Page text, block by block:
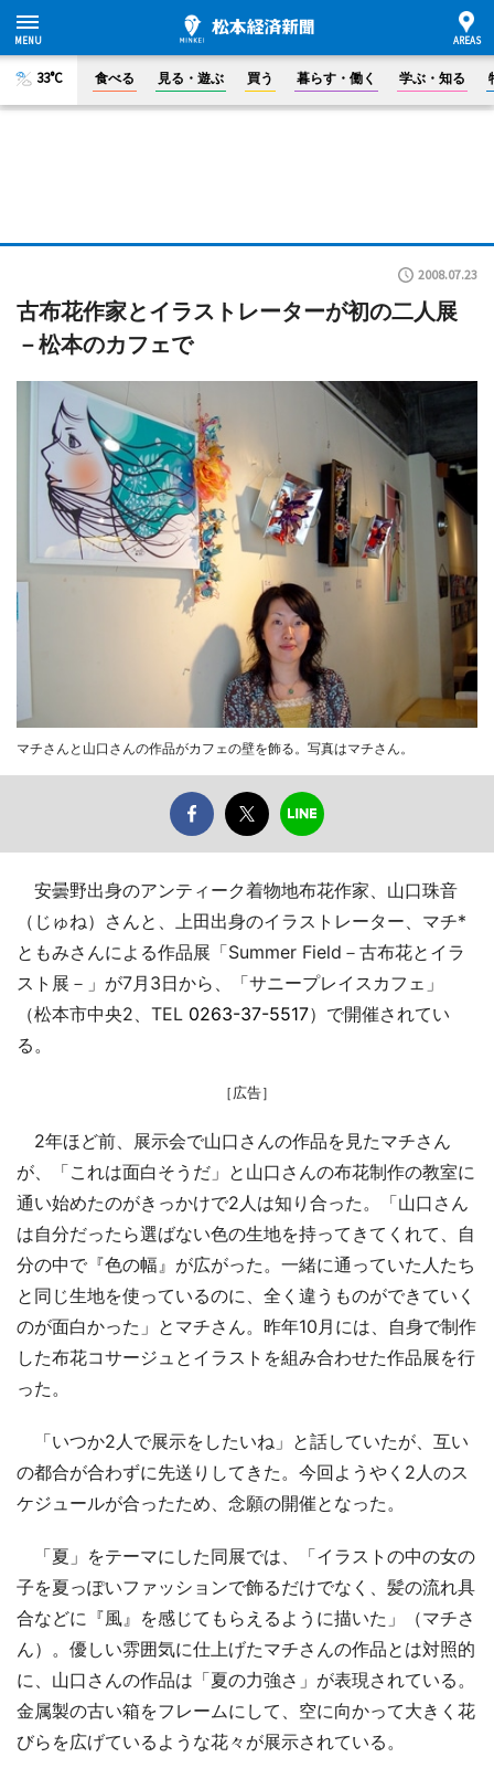
33°C 食べる 見る・遊ぶ 買う 暮らす・働く 学ぶ・知る
2008.07.23
古布花作家とイラストレーターが初の二人展
－松本のカフェで
マチさんと山口さんの作品がカフェの壁を飾る。写真はマチさん。
安曇野出身のアンティーク着物地布花作家、山口珠音
（じゅね）さんと、上田出身のイラストレーター、マチ*
ともみさんによる作品展「Summer Field－古布花とイラ
スト展－」が7月3日から、「サニープレイスカフェ」
（松本市中央2、TEL 0263-37-5517）で開催されてい
る。
［広告］
2年ほど前、展示会で山口さんの作品を見たマチさん
が、「これは面白そうだ」と山口さんの布花制作の教室に
通い始めたのがきっかけで2人は知り合った。「山口さん
は自分だったら選ばない色の生地を持ってきてくれて、自
分の中で『色の幅』が広がった。一緒に通っていた人たち
と同じ生地を使っているのに、全く違うものができていく
のが面白かった」とマチさん。昨年10月には、自身で制作
した布花コサージュとイラストを組み合わせた作品展を行
った。
「いつか2人で展示をしたいね」と話していたが、互い
の都合が合わずに先送りしてきた。今回ようやく2人のス
ケジュールが合ったため、念願の開催となった。
「夏」をテーマにした同展では、「イラストの中の女の
子を夏っぽいファッションで飾るだけでなく、髪の流れ具
合などに『風』を感じてもらえるように描いた」（マチさ
ん）。優しい雰囲気に仕上げたマチさんの作品とは対照的
に、山口さんの作品は「夏の力強さ」が表現されている。
金属製の古い箱をフレームにして、空に向かって大きく花
びらを広げているような花々が展示されている。